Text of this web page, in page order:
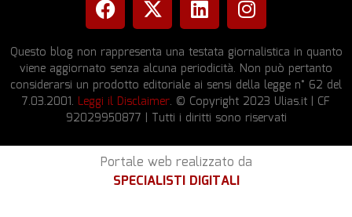
Questo blog non rappresenta una testata giornalistica in quanto
viene aggiornato senza alcuna periodicità. Non può pertanto
considerarsi un prodotto editoriale ai sensi della legge n° 62 del
7.03.2001. Leggi il Disclaimer. © Copyright 2023 Ulias.it | CF
92029950877 | Tutti i diritti sono riservati
Portale web realizzato da
SPECIALISTI DIGITALI